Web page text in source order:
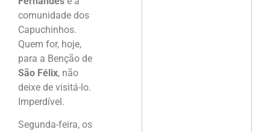
comunidade dos
Capuchinhos.
Quem for, hoje,
para a Benção de
São Félix, não
deixe de visitá-lo.
Imperdível.
Segunda-feira, os